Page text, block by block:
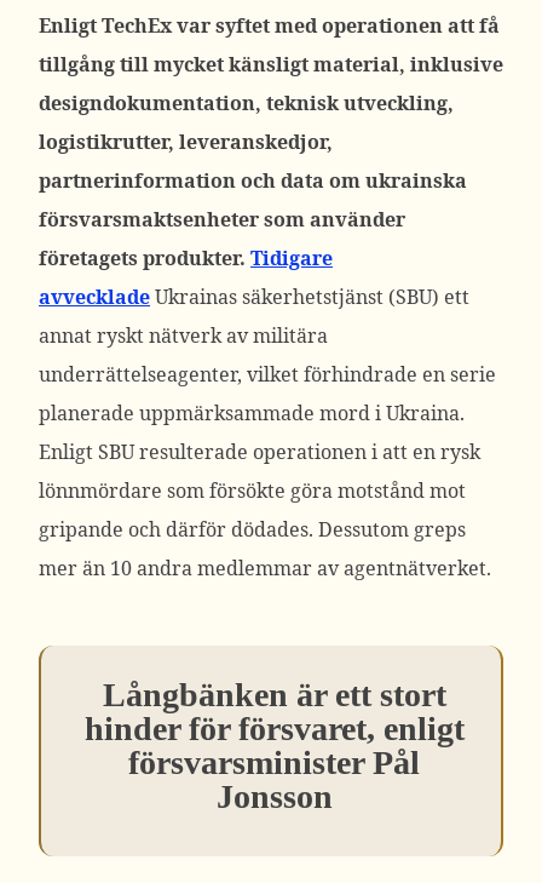
Enligt TechEx var syftet med operationen att få
tillgång till mycket känsligt material, inklusive
designdokumentation, teknisk utveckling,
logistikrutter, leveranskedjor,
partnerinformation och data om ukrainska
försvarsmaktsenheter som använder
företagets produkter. Tidigare
avveckladeUkrainas säkerhetstjänst (SBU) ett
annat ryskt nätverk av militära
underrättelseagenter, vilket förhindrade en serie
planerade uppmärksammade mord i Ukraina.
Enligt SBU resulterade operationen i att en rysk
lönnmördare som försökte göra motstånd mot
gripande och därför dödades. Dessutom greps
mer än 10 andra medlemmar av agentnätverket.
Långbänken är ett stort
hinder för försvaret, enligt
försvarsminister Pål
Jonsson